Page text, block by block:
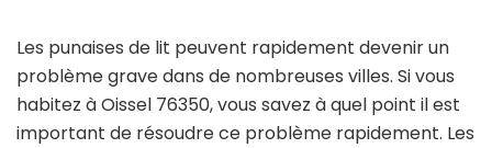
Les punaises de lit peuvent rapidement devenir un
problème grave dans de nombreuses villes. Si vous
habitez à Oissel 76350, vous savez à quel point il est
important de résoudre ce problème rapidement. Les